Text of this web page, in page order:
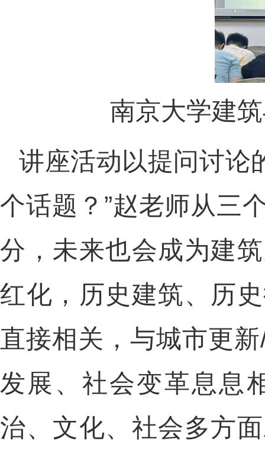
南京大学建
讲座活动以提问讨论
个话题？”赵老师从三
分，未来也会成为建
红化，历史建筑、历
直接相关，与城市更
发展、社会变革息息
治、文化、社会多方